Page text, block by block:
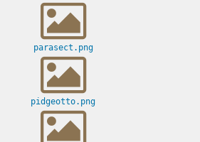
parasect.png
pidgeotto.png